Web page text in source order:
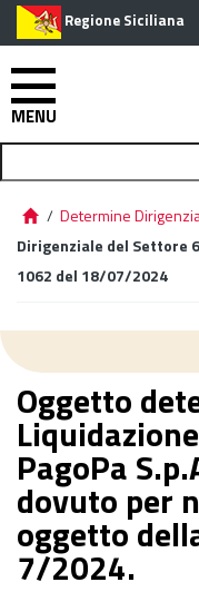
Regione Siciliana
MENU
/ Determine
Dirigenziale del Settore
1062 del 18/07/2024
Oggetto
PagoPa
dovuto per
oggetto
7/2024.